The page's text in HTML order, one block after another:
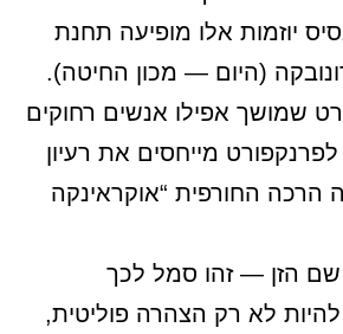
יוזמות אלו מופיעה תחנת
(היום — מכון החיטה).
שמושך אפילו אנשים רחוקים
מייחסים את רעיון
הרכה החורפית “אוקראינקה
הזן — זהו סמל לכך
להיות לא רק הצהרה פוליטית,